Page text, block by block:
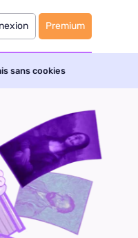
Premium
sans cookies